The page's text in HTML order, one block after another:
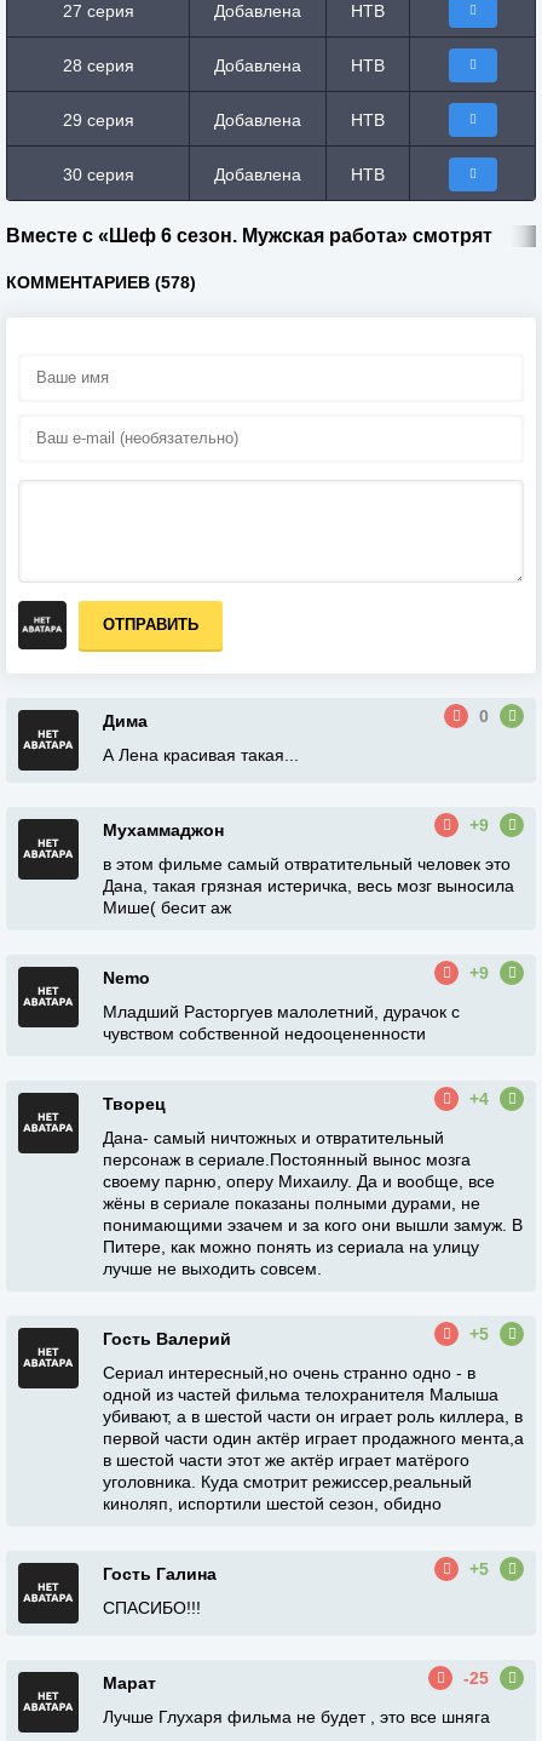
27 серия Добавлена НТВ
28 серия Добавлена НТВ
29 серия Добавлена НТВ
30 серия Добавлена НТВ
Вместе с «Шеф 6 сезон. Мужская работа» смотрят
КОММЕНТАРИЕВ (578)
ОТПРАВИТЬ
Дима
0
А Лена красивая такая...
Мухаммаджон
+9
в этом фильме самый отвратительный человек это
Дана, такая грязная истеричка, весь мозг выносила
Мише( бесит аж
Nemo
+9
Младший Расторгуев малолетний, дурачок с
чувством собственной недооцененности
Творец
+4
Дана- самый ничтожных и отвратительный
персонаж в сериале.Постоянный вынос мозга
своему парню, оперу Михаилу. Да и вообще, все
жёны в сериале показаны полными дурами, не
понимающими эзачем и за кого они вышли замуж. В
Питере, как можно понять из сериала на улицу
лучше не выходить совсем.
Гость Валерий
+5
Сериал интересный,но очень странно одно - в
одной из частей фильма телохранителя Малыша
убивают, а в шестой части он играет роль киллера, в
первой части один актёр играет продажного мента,а
в шестой части этот же актёр играет матёрого
уголовника. Куда смотрит режиссер,реальный
киноляп, испортили шестой сезон, обидно
Гость Галина
+5
СПАСИБО!!!
Марат
-25
Лучше Глухаря фильма не будет , это все шняга